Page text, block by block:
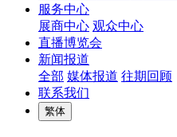
服务中心
展商中心 观众中心
直播博览会
新闻报道
全部 媒体报道 往期回顾
联系我们
繁体